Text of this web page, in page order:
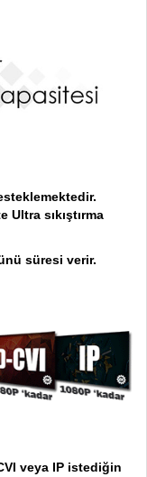
Ultra sıkıştırma
süresi verir.
veya IP istediğin